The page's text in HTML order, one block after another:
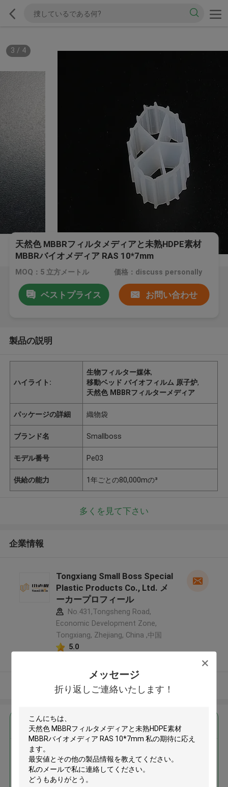
メッセージ
折り返しご連絡いたします！
3 / 4
天然色 MBBRフィルタメディアと未熟HDPE素材
MBBRバイオメディア RAS 10*7mm
MOQ：5 立方メートル 価格：discuss personally
ベストプライス お問い合わせ
製品の説明
ハイライト:
生物フィルター媒体,
移動ベッド バイオフィルム 原子炉,
天然色 MBBRフィルターメディア
パッケージの詳細 織物袋
ブランド名 Smallboss
モデル番号 Pe03
供給の能力 1年ごとの80,000mの³
多くを見て下さい
企業情報
Tongxiang Small Boss Special
Plastic Products Co., Ltd. メ
ーカープロフィール
No.431,Tongsheng Road,
Economic Development Zone,
Tongxiang, Zhejiang, China ,中国
5.0
多くを見て下さい
最高の価格で
天然色 MBBRフィルタメディア
と未熟HDPE素材 MBBRバイオメ
ディア RAS 10*7mm